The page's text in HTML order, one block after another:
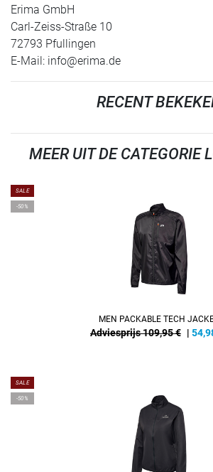
Erima GmbH
Carl-Zeiss-Straße 10
72793 Pfullingen
E-Mail: info@erima.de
RECENT
MEER UIT DE CATEGORIE
SALE
-50%
MEN PACKABLE TECH
Adviesprijs 109,95 € |
SALE
-50%